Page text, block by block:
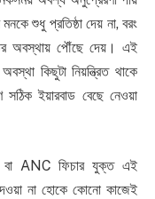
শুধু প্রতিষ্ঠা দেয় না, বরং
অবস্থায় পৌঁছে দেয়। এই
কিছুটা নিয়ন্ত্রিত থাকে
ইয়ারবাড বেছে নেওয়া
বা ANC ফিচার যুক্ত এই
না হোকে কোনো কাজেই